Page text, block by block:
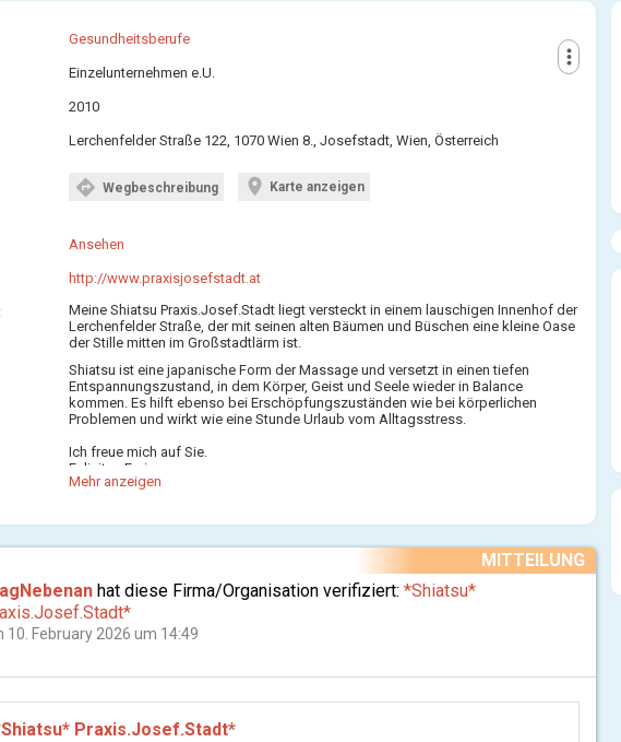
more_vert
Gesundheitsberufe
Einzelunternehmen e.U.
2010
Lerchenfelder Straße 122, 1070 Wien 8., Josefstadt, Wien, Österreich
directions Wegbeschreibung location_on Karte anzeigen
Ansehen
http://www.praxisjosefstadt.at
Meine Shiatsu Praxis.Josef.Stadt liegt versteckt in einem lauschigen Innenhof der
Lerchenfelder Straße, der mit seinen alten Bäumen und Büschen eine kleine Oase
der Stille mitten im Großstadtlärm ist.
Shiatsu ist eine japanische Form der Massage und versetzt in einen tiefen
Entspannungszustand, in dem Körper, Geist und Seele wieder in Balance
kommen. Es hilft ebenso bei Erschöpfungszuständen wie bei körperlichen
Problemen und wirkt wie eine Stunde Urlaub vom Alltagsstress.
Ich freue mich auf Sie.
Felicitas Freise
Mehr anzeigen
MITTEILUNG
hat diese Firma/Organisation verifiziert: *Shiatsu*
10. February 2026 um 14:49
Praxis.Josef.Stadt*